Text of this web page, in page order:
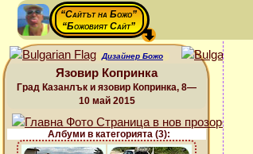
“Сайтът на Божо”
“Божовият Сайт”
Дизайнер Божо
Язовир Копринка
Град Казанлък и язовир Копринка, 8—
10 май 2015
Албуми в категорията (3):